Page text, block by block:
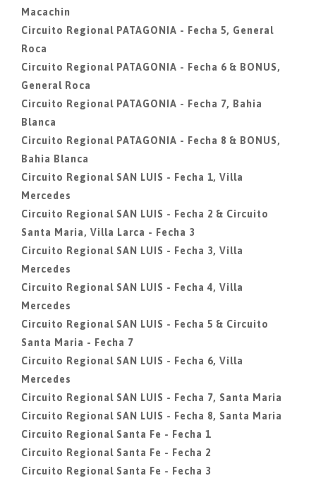
Macachin
Circuito Regional PATAGONIA - Fecha 5, General
Roca
Circuito Regional PATAGONIA - Fecha 6 & BONUS,
General Roca
Circuito Regional PATAGONIA - Fecha 7, Bahia
Blanca
Circuito Regional PATAGONIA - Fecha 8 & BONUS,
Bahia Blanca
Circuito Regional SAN LUIS - Fecha 1, Villa
Mercedes
Circuito Regional SAN LUIS - Fecha 2 & Circuito
Santa Maria, Villa Larca - Fecha 3
Circuito Regional SAN LUIS - Fecha 3, Villa
Mercedes
Circuito Regional SAN LUIS - Fecha 4, Villa
Mercedes
Circuito Regional SAN LUIS - Fecha 5 & Circuito
Santa Maria - Fecha 7
Circuito Regional SAN LUIS - Fecha 6, Villa
Mercedes
Circuito Regional SAN LUIS - Fecha 7, Santa Maria
Circuito Regional SAN LUIS - Fecha 8, Santa Maria
Circuito Regional Santa Fe - Fecha 1
Circuito Regional Santa Fe - Fecha 2
Circuito Regional Santa Fe - Fecha 3